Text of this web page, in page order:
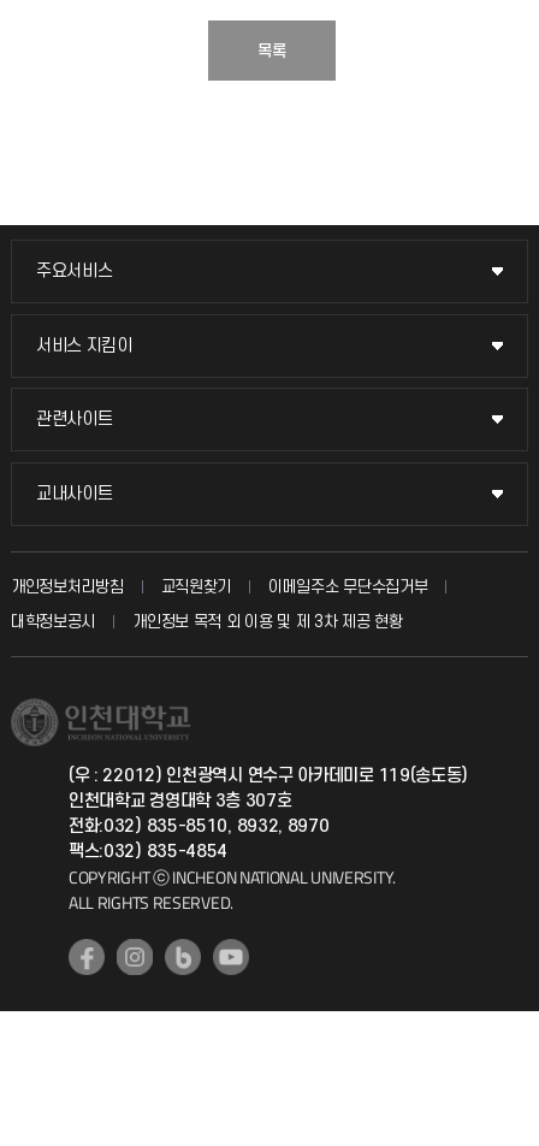
목록
주요서비스
주요서비스
교무회의방송
입학안내
취업정보(학생)
서비스 지킴이
서비스 지킴이
묻고 답하기
칭찬마당
학생서비스 지킴이
관련사이트
관련사이트
국방헬프콜
총동문회
교내사이트
교내사이트
교수회
교육혁신본부
국제지원과
공자아카데미
기초교육원
개인정보처리방침 교직원찾기
이메일주소 무단수집거부
대학정보공시
개인정보 목적 외 이용 및 제 3차 제공 현황
(우 : 22012) 인천광역시 연수구 아카데미로 119(송도동)
인천대학교 경영대학 3층 307호
전화:032) 835-8510, 8932, 8970
팩스:032) 835-4854
COPYRIGHT ⓒ INCHEON NATIONAL UNIVERSITY.
ALL RIGHTS RESERVED.